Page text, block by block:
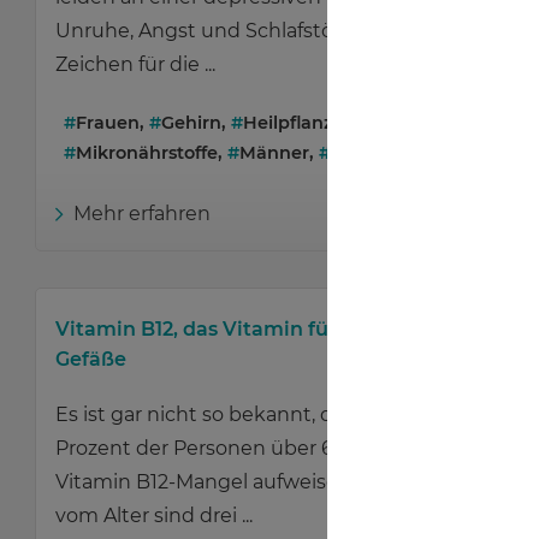
Unruhe, Angst und Schlafstörungen sind ein
Zeichen für die ...
#Frauen, #Gehirn, #Heilpflanze
#Mikronährstoffe, #Männer, #
Mehr erfahren
Vitamin B12, das Vitamin für Gehirn und
Gefäße
Es ist gar nicht so bekannt, dass bis zu 30
Prozent der Personen über 65 Jahren einen
Vitamin B12-Mangel aufweisen. Unabhängig
vom Alter sind drei ...